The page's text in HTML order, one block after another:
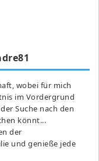
wobei für mich
im Vordergrund
Suche nach den
könnt...
der
und genieße jede